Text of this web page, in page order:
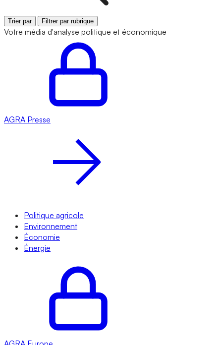
Trier par Filtrer par rubrique
Votre média d'analyse politique et économique
AGRA Presse
Politique agricole
Environnement
Économie
Énergie